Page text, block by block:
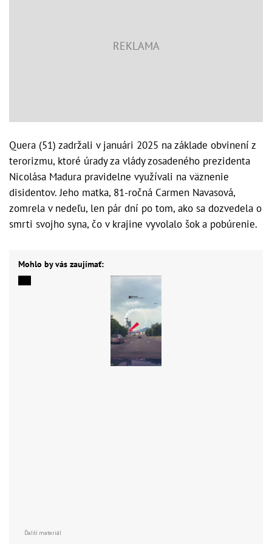
Quera (51) zadržali v januári 2025 na základe obvinení z
terorizmu, ktoré úrady za vlády zosadeného prezidenta
Nicolása Madura pravidelne využívali na väznenie
disidentov. Jeho matka, 81-ročná Carmen Navasová,
zomrela v nedeľu, len pár dní po tom, ako sa dozvedela o
smrti svojho syna, čo v krajine vyvolalo šok a pobúrenie.
Mohlo by vás zaujímať: